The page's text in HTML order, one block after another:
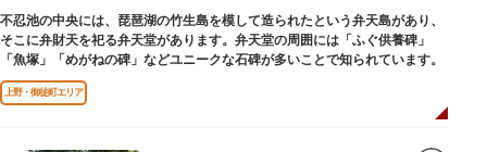
不忍池の中央には、琵琶湖の竹生島を模して造られたという弁天島があり、
そこに弁財天を祀る弁天堂があります。弁天堂の周囲には「ふぐ供養碑」
「魚塚」「めがねの碑」などユニークな石碑が多いことで知られています。
上野・御徒町エリア